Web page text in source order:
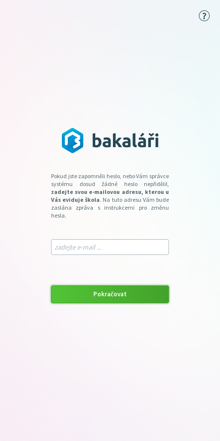
Pokud jste zapomněli heslo, nebo Vám správce
systému dosud žádné heslo nepřidělil,
zadejte svou e-mailovou adresu, kterou u
Vás eviduje škola. Na tuto adresu Vám bude
zaslána zpráva s instrukcemi pro změnu
hesla.
Pokračovat